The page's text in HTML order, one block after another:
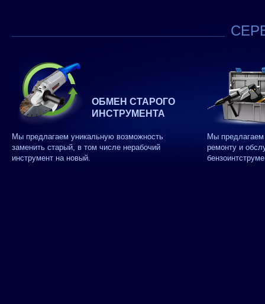
ОБМЕН СТАРОГО
ИНСТРУМЕНТА
Мы предлагаем уникальную возможность
заменить старый, в том числе нерабочий
инструмент на новый.
Мы
ремонту и